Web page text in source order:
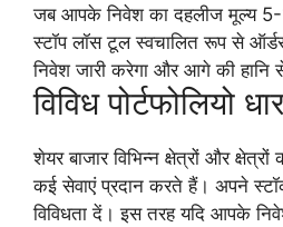
जब आपके निवेश का दहलीज मूल्य 5-
स्टॉप लॉस टूल स्वचालित रूप से
निवेश जारी करेगा और आगे की हानि
विविध पोर्टफोलियो
शेयर बाजार विभिन्न क्षेत्रों और
कई सेवाएं प्रदान करते हैं। अपने स्टॉक
विविधता दें। इस तरह यदि आपके